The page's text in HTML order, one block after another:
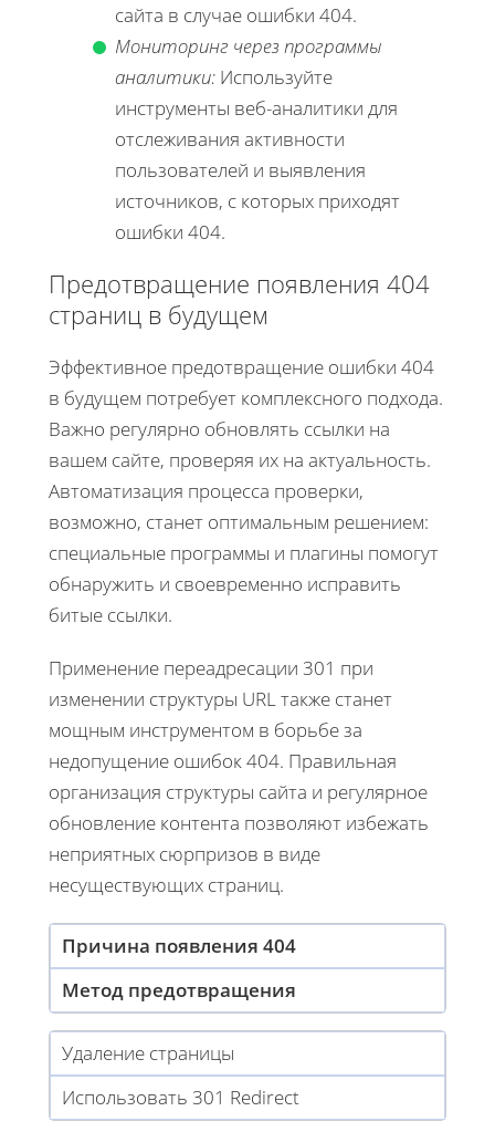
сайта в случае ошибки 404.
Мониторинг через программы
аналитики: Используйте
инструменты веб-аналитики для
отслеживания активности
пользователей и выявления
источников, с которых приходят
ошибки 404.
Предотвращение появления 404
страниц в будущем
Эффективное предотвращение ошибки 404
в будущем потребует комплексного подхода.
Важно регулярно обновлять ссылки на
вашем сайте, проверяя их на актуальность.
Автоматизация процесса проверки,
возможно, станет оптимальным решением:
специальные программы и плагины помогут
обнаружить и своевременно исправить
битые ссылки.
Применение переадресации 301 при
изменении структуры URL также станет
мощным инструментом в борьбе за
недопущение ошибок 404. Правильная
организация структуры сайта и регулярное
обновление контента позволяют избежать
неприятных сюрпризов в виде
несуществующих страниц.
Причина появления 404
Метод предотвращения
Удаление страницы
Использовать 301 Redirect